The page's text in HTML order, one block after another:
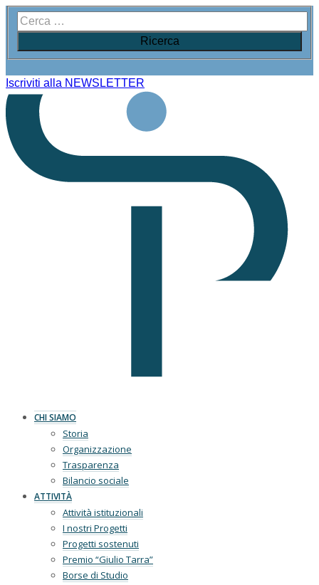
Iscriviti alla NEWSLETTER
CHI SIAMO
Storia
Organizzazione
Trasparenza
Bilancio sociale
ATTIVITÀ
Attività istituzionali
I nostri Progetti
Progetti sostenuti
Premio “Giulio Tarra”
Borse di Studio